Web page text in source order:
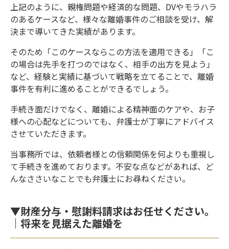
上記のように、親権問題や経済的な問題、DVやモラハラ
のあるケースなど、様々な離婚事件のご相談を受け、解
決まで導いてきた実績があります。
そのため「このケースならこの方法を適用できる」「こ
の場合は先手を打つのではなく、相手の出方を見よう」
など、経験と実績に基づいて戦略を立てることで、離婚
事件を有利に進めることができるでしょう。
手続き面だけでなく、離婚による精神面のケアや、お子
様への心配などについても、弁護士が丁寧にアドバイス
させていただきます。
当事務所では、依頼者様との信頼関係を何よりも重視し
て手続きを進めております。不安な点などがあれば、ど
んなささいなことでも弁護士にお尋ねください。
▼財産分与・慰謝料請求はお任せください。
｜将来を見据えた離婚を